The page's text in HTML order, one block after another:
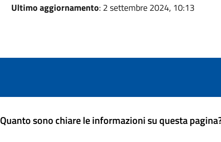
Ultimo aggiornamento: 2 settembre 2024, 10:13
Quanto sono chiare le informazioni su questa